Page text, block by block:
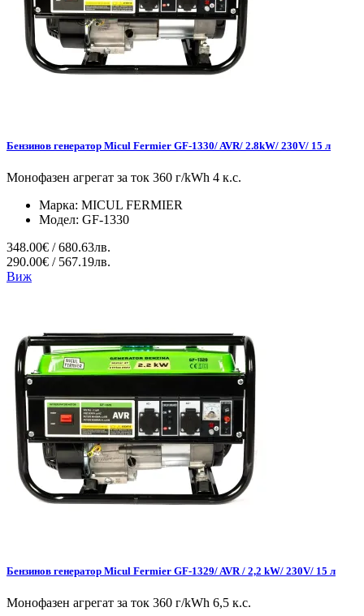
Бензинов генератор Micul Fermier GF-1330/ AVR/ 2.8kW/ 230V/ 15 л
Монофазен агрегат за ток 360 г/kWh 4 к.с.
Марка: MICUL FERMIER
Модел: GF-1330
348.00€ / 680.63лв.
290.00€ / 567.19лв.
Виж
Бензинов генератор Micul Fermier GF-1329/ AVR / 2,2 kW/ 230V/ 15 л
Монофазен агрегат за ток 360 г/kWh 6,5 к.с.